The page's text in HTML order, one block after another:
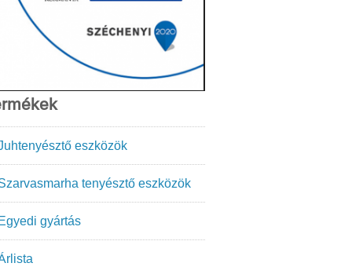
eszközök
tenyésztő eszközök
gyártás